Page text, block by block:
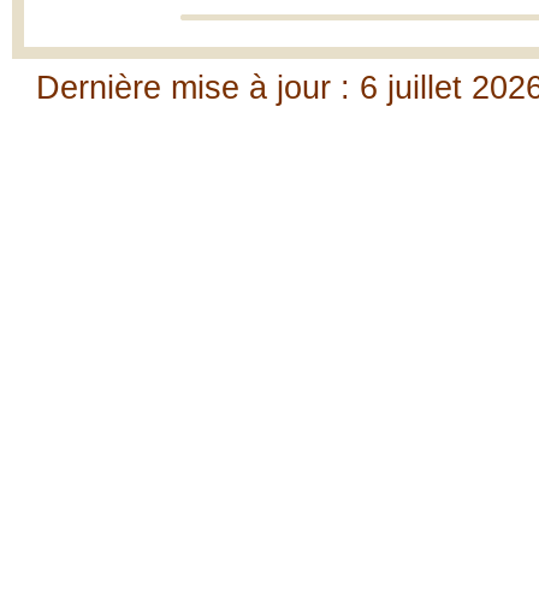
Dernière mise à jour : 6 juillet